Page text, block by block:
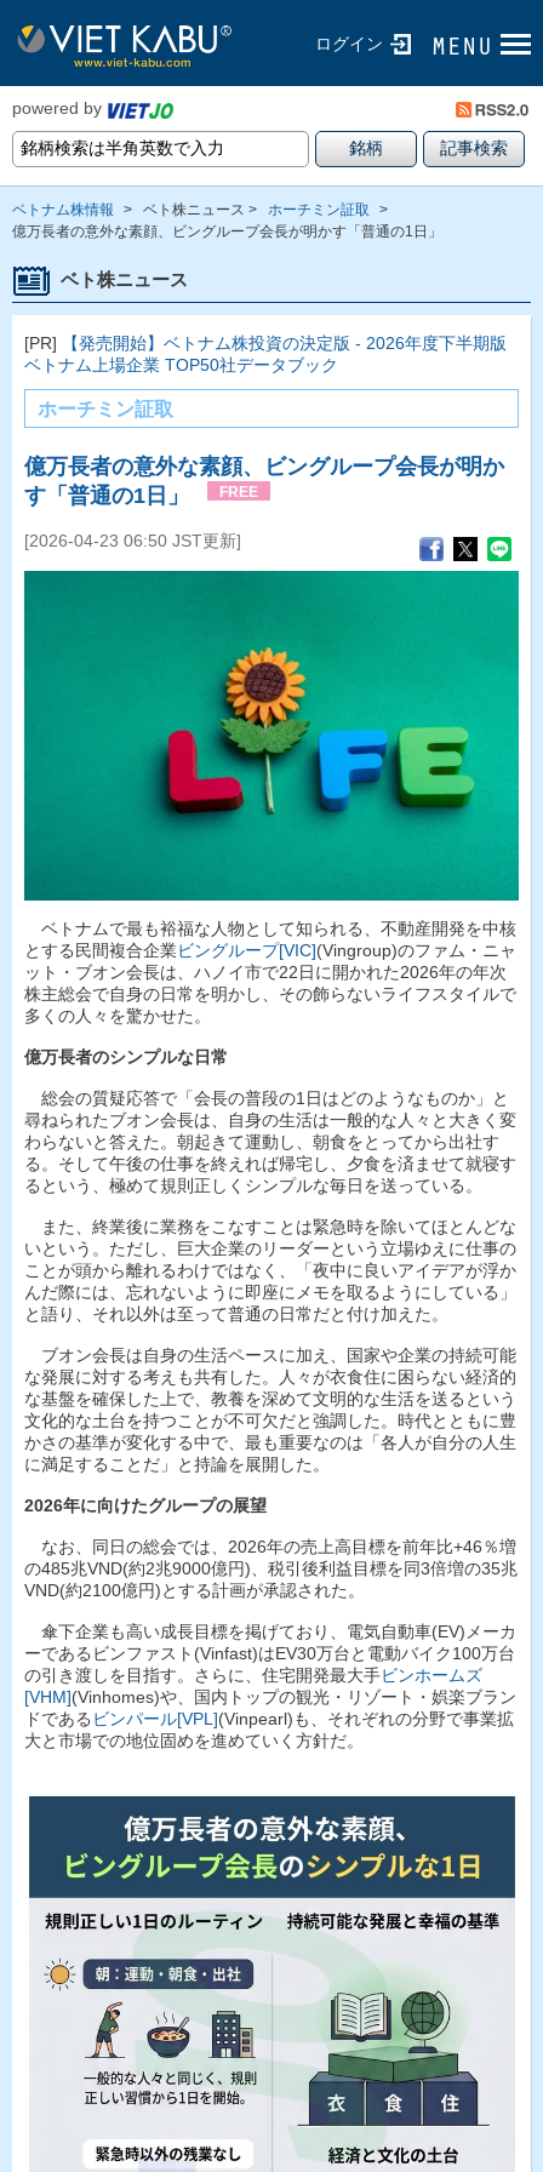
ログイン
powered by
ベトナム株情報 > ベト株ニュース > ホーチミン証取
>
億万長者の意外な素顔、ビングループ会長が明かす「普通の1日」
ベト株ニュース
[PR]
【発売開始】ベトナム株投資の決定版 - 2026年度下半期版
ベトナム上場企業 TOP50社データブック
ホーチミン証取
億万長者の意外な素顔、ビングループ会長が明か
す「普通の1日」
FREE
[2026-04-23 06:50 JST更新]
ベトナムで最も裕福な人物として知られる、不動産開発を中核
とする民間複合企業ビングループ[VIC](Vingroup)のファム・ニャ
ット・ブオン会長は、ハノイ市で22日に開かれた2026年の年次
株主総会で自身の日常を明かし、その飾らないライフスタイルで
多くの人々を驚かせた。
億万長者のシンプルな日常
総会の質疑応答で「会長の普段の1日はどのようなものか」と
尋ねられたブオン会長は、自身の生活は一般的な人々と大きく変
わらないと答えた。朝起きて運動し、朝食をとってから出社す
る。そして午後の仕事を終えれば帰宅し、夕食を済ませて就寝す
るという、極めて規則正しくシンプルな毎日を送っている。
また、終業後に業務をこなすことは緊急時を除いてほとんどな
いという。ただし、巨大企業のリーダーという立場ゆえに仕事の
ことが頭から離れるわけではなく、「夜中に良いアイデアが浮か
んだ際には、忘れないように即座にメモを取るようにしている」
と語り、それ以外は至って普通の日常だと付け加えた。
ブオン会長は自身の生活ペースに加え、国家や企業の持続可能
な発展に対する考えも共有した。人々が衣食住に困らない経済的
な基盤を確保した上で、教養を深めて文明的な生活を送るという
文化的な土台を持つことが不可欠だと強調した。時代とともに豊
かさの基準が変化する中で、最も重要なのは「各人が自分の人生
に満足することだ」と持論を展開した。
2026年に向けたグループの展望
なお、同日の総会では、2026年の売上高目標を前年比+46％増
の485兆VND(約2兆9000億円)、税引後利益目標を同3倍増の35兆
VND(約2100億円)とする計画が承認された。
傘下企業も高い成長目標を掲げており、電気自動車(EV)メーカ
ーであるビンファスト(Vinfast)はEV30万台と電動バイク100万台
の引き渡しを目指す。さらに、住宅開発最大手ビンホームズ
[VHM](Vinhomes)や、国内トップの観光・リゾート・娯楽ブラン
ドである ビンパール[VPL](Vinpearl)も、それぞれの分野で事業拡
大と市場での地位固めを進めていく方針だ。